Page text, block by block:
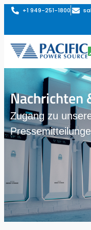
+1 949-251-1800
Nachrichten
Zugang zu